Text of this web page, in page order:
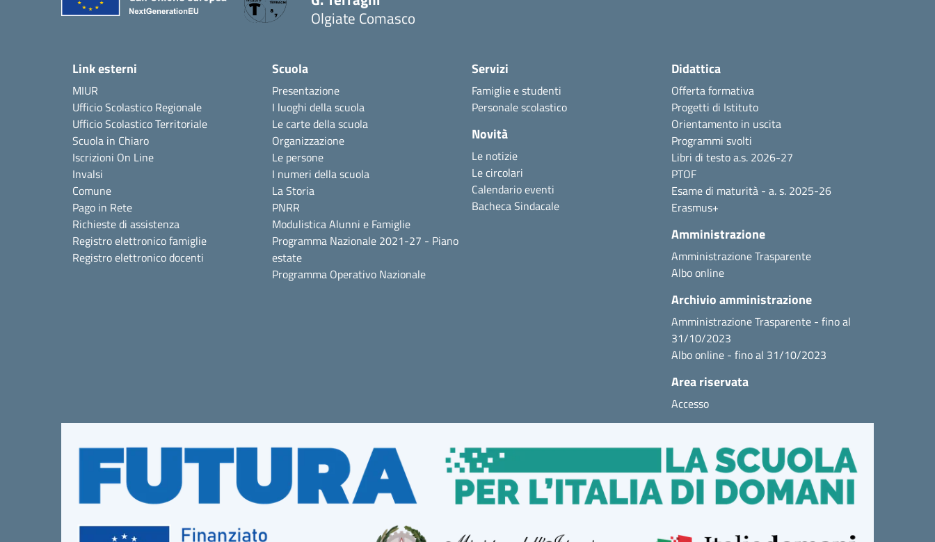
Olgiate Comasco
Link esterni
MIUR
Ufficio Scolastico Regionale
Ufficio Scolastico Territoriale
Scuola in Chiaro
Iscrizioni On Line
Invalsi
Comune
Pago in Rete
Richieste di assistenza
Registro elettronico famiglie
Registro elettronico docenti
Scuola
Presentazione
I luoghi della scuola
Le carte della scuola
Organizzazione
Le persone
I numeri della scuola
La Storia
PNRR
Modulistica Alunni e Famiglie
Programma Nazionale 2021-27 - Piano
estate
Programma Operativo Nazionale
Servizi
Famiglie e studenti
Personale scolastico
Novità
Le notizie
Le circolari
Calendario eventi
Bacheca Sindacale
Didattica
Offerta formativa
Progetti di Istituto
Orientamento in uscita
Programmi svolti
Libri di testo a.s. 2026-27
PTOF
Esame di maturità - a. s. 2025-26
Erasmus+
Amministrazione
Amministrazione Trasparente
Albo online
Archivio amministrazione
Amministrazione Trasparente - fino al
31/10/2023
Albo online - fino al 31/10/2023
Area riservata
Accesso